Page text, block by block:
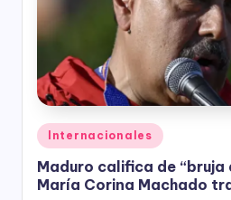
a
y
Posted
in
Internacionales
Maduro califica de “bruja
María Corina Machado